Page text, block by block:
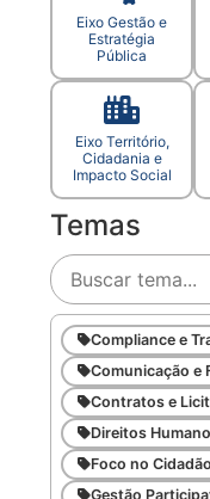
Eixo Gestão e
Estratégia
Pública
Eixo Território,
Cidadania e
Impacto Social
Temas
Compliance e
Comunicação e
Contratos e
Direitos
Foco no Cidadão
Gestão